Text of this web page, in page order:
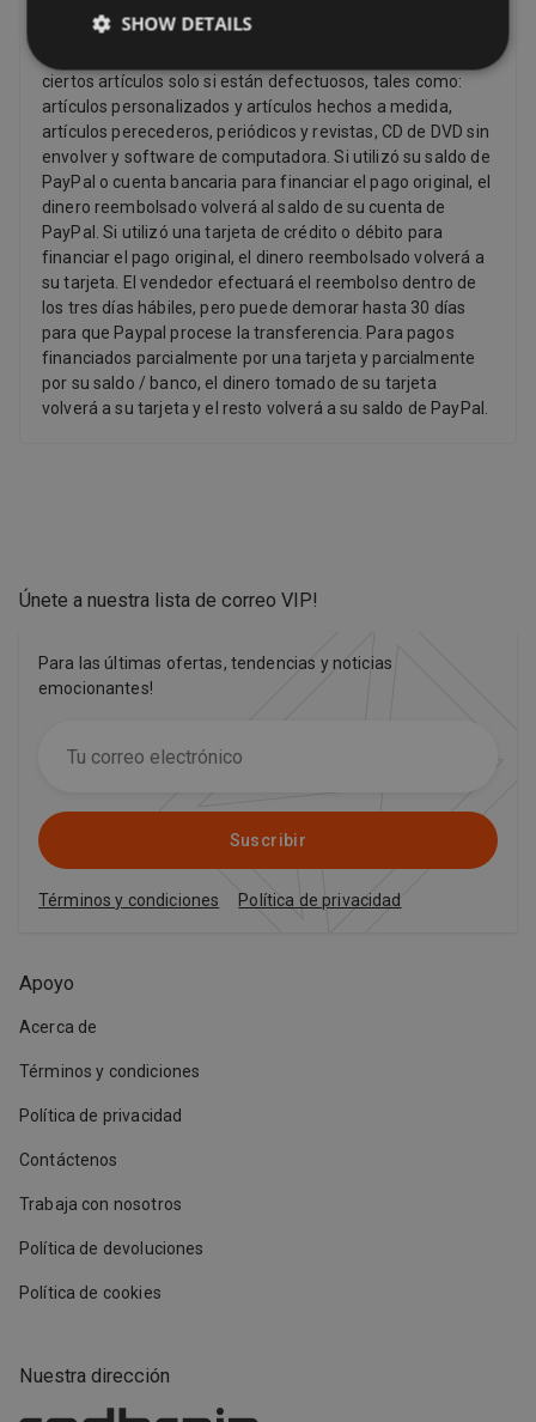
Reembolsos
ciertos artículos solo si están defectuosos, tales como:
artículos personalizados y artículos hechos a medida,
artículos perecederos, periódicos y revistas, CD de DVD sin
envolver y software de computadora. Si utilizó su saldo de
PayPal o cuenta bancaria para financiar el pago original, el
dinero reembolsado volverá al saldo de su cuenta de
PayPal. Si utilizó una tarjeta de crédito o débito para
financiar el pago original, el dinero reembolsado volverá a
su tarjeta. El vendedor efectuará el reembolso dentro de
los tres días hábiles, pero puede demorar hasta 30 días
para que Paypal procese la transferencia. Para pagos
financiados parcialmente por una tarjeta y parcialmente
por su saldo / banco, el dinero tomado de su tarjeta
volverá a su tarjeta y el resto volverá a su saldo de PayPal.
Nuestra dirección
Apoyo
Acerca de
Términos y condiciones
Política de privacidad
Contáctenos
Trabaja con nosotros
Política de devoluciones
Política de cookies
Únete a nuestra lista de correo VIP!
Para las últimas ofertas, tendencias y noticias
emocionantes!
Suscribir
Términos y condiciones Política de privacidad
SHOW DETAILS